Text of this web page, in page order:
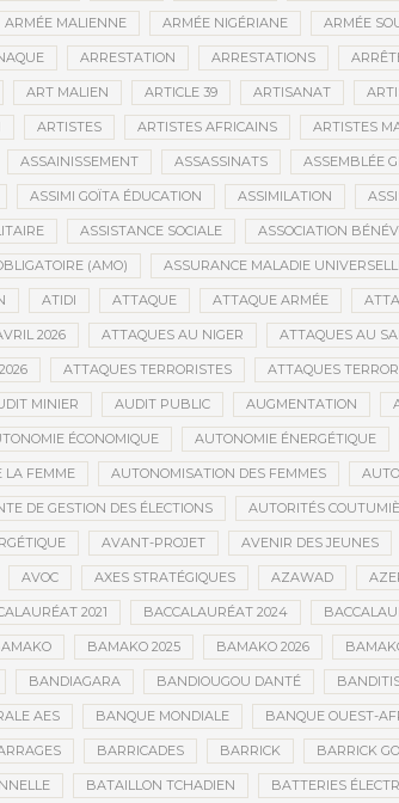
ARMÉE MALIENNE ARMÉE NIGÉRIANE ARMÉE
ARRESTATION ARRESTATIONS
ART MALIEN ARTICLE 39 ARTISANAT
ARTISTES ARTISTES AFRICAINS ARTISTES
ASSAINISSEMENT ASSASSINATS ASSEMBLÉE
ASSIMI GOÏTA ÉDUCATION ASSIMILATION
ASSISTANCE SOCIALE ASSOCIATION
(AMO) ASSURANCE MALADIE
ATIDI ATTAQUE ATTAQUE ARMÉE
2026 ATTAQUES AU NIGER ATTAQUES AU
ATTAQUES TERRORISTES ATTAQUES
MINIER AUDIT PUBLIC AUGMENTATION
ÉCONOMIQUE AUTONOMIE ÉNERGÉTIQUE
LA FEMME AUTONOMISATION DES FEMMES
DE GESTION DES ÉLECTIONS AUTORITÉS
AVANT-PROJET AVENIR DES JEUNES
AVOC AXES STRATÉGIQUES AZAWAD
2021 BACCALAURÉAT 2024
BAMAKO 2025 BAMAKO 2026
BANDIAGARA BANDIOUGOU DANTÉ
AES BANQUE MONDIALE BANQUE OUEST-
BARRICADES BARRICK BARRICK
BATAILLON TCHADIEN BATTERIES